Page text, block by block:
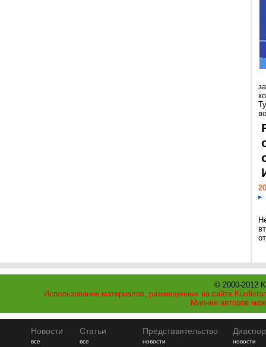
© 2000-2012
Использование материалов, размещенных на сайте
Мнение авторов
Новости
все
Статьи
все
Представительство
новости
новости